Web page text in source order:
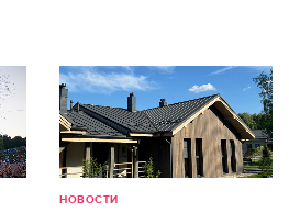
НОВОСТИ